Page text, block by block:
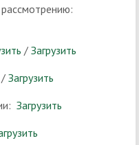
/ Загрузить
/ Загрузить
Загрузить